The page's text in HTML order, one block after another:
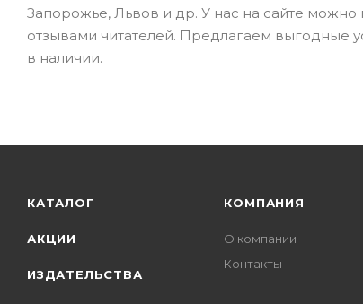
Запорожье, Львов и др. У нас на сайте
отзывами читателей. Предлагаем выгодные
в наличии.
КАТАЛОГ
АКЦИИ
ИЗДАТЕЛЬСТВА
КОМПАНИЯ
О компании
Контакты